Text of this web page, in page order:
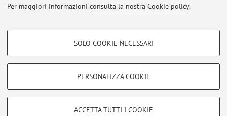
Per maggiori informazioni consulta la nostra Cookie policy.
COOKIE DI PROFILAZIONE - FACOLTATIVI
COOKIE TECNICI - NECESSARI
SOLO COOKIE NECESSARI
PERSONALIZZA COOKIE
ACCETTA TUTTI I COOKIE
Area riservata
Accedi tramiteloginper gestire tutti i contenuti del sito.
Zamboni, 33 - 40126 Bologna - Partita IVA: 01131710376